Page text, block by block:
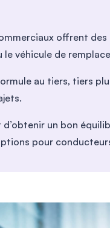
offrent
le véhicule de
au tiers, tiers
un bon
pour